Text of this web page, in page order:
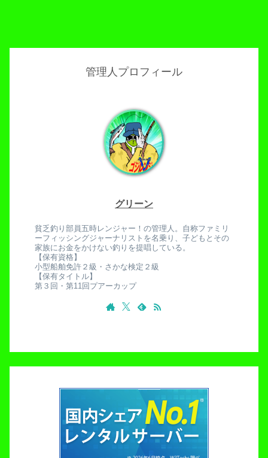
管理人プロフィール
グリーン
貧乏釣り部員五時レンジャー！の管理人。自称ファミリ
ーフィッシングジャーナリストを名乗り、子どもとその
家族にお金をかけない釣りを提唱している。
【保有資格】
小型船舶免許２級・さかな検定２級
【保有タイトル】
第３回・第11回プアーカップ